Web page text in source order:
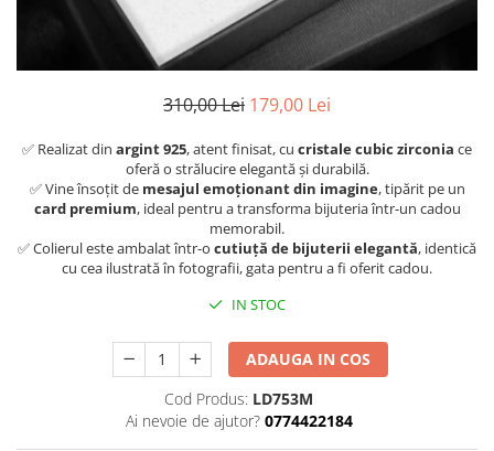
310,00 Lei 179,00 Lei
✅ Realizat din argint 925, atent finisat, cu cristale cubic zirconia ce
oferă o strălucire elegantă și durabilă.
✅ Vine însoțit de mesajul emoționant din imagine, tipărit pe un
card premium, ideal pentru a transforma bijuteria într-un cadou
memorabil.
✅ Colierul este ambalat într-o cutiuță de bijuterii elegantă, identică
cu cea ilustrată în fotografii, gata pentru a fi oferit cadou.
IN STOC
ADAUGA IN COS
Cod Produs: LD753M
Ai nevoie de ajutor? 0774422184